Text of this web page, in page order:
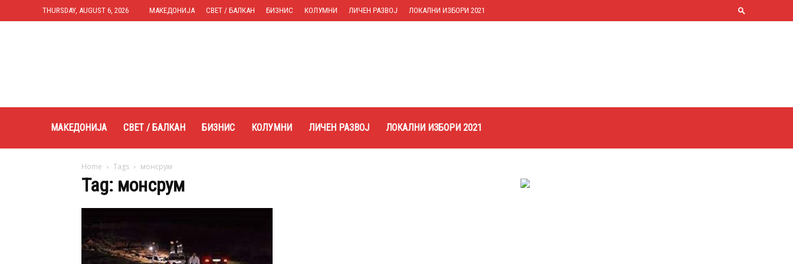
THURSDAY, AUGUST 6, 2026 МАКЕДОНИЈА СВЕТ / БАЛКАН БИЗНИС КОЛУМНИ ЛИЧЕН РАЗВОЈ ЛОКАЛНИ ИЗБОРИ 2021
МАКЕДОНИЈА СВЕТ / БАЛКАН БИЗНИС КОЛУМНИ ЛИЧЕН РАЗВОЈ ЛОКАЛНИ ИЗБОРИ 2021
Home Tags монсрум
Tag: монсрум